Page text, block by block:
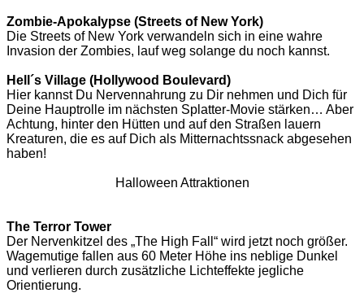
Zombie-Apokalypse (Streets of New York)
Die Streets of New York verwandeln sich in eine wahre
Invasion der Zombies, lauf weg solange du noch kannst.
Hell´s Village (Hollywood Boulevard)
Hier kannst Du Nervennahrung zu Dir nehmen und Dich für
Deine Hauptrolle im nächsten Splatter-Movie stärken… Aber
Achtung, hinter den Hütten und auf den Straßen lauern
Kreaturen, die es auf Dich als Mitternachtssnack abgesehen
haben!
Halloween Attraktionen
The Terror Tower
Der Nervenkitzel des „The High Fall“ wird jetzt noch größer.
Wagemutige fallen aus 60 Meter Höhe ins neblige Dunkel
und verlieren durch zusätzliche Lichteffekte jegliche
Orientierung.